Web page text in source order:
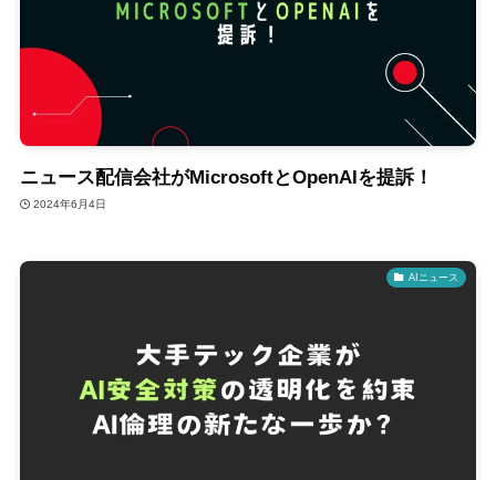
ニュース配信会社がMicrosoftとOpenAIを提訴！
2024年6月4日
AIニュース